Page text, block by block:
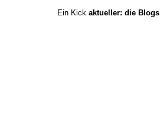
Ein Kick aktueller: die Blogs